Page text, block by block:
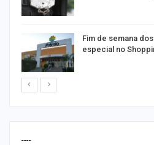
Fim de semana
especial no
----